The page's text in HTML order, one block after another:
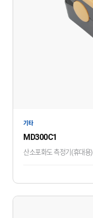
기타
MD300C1
산소포화도 측정기(휴대용)